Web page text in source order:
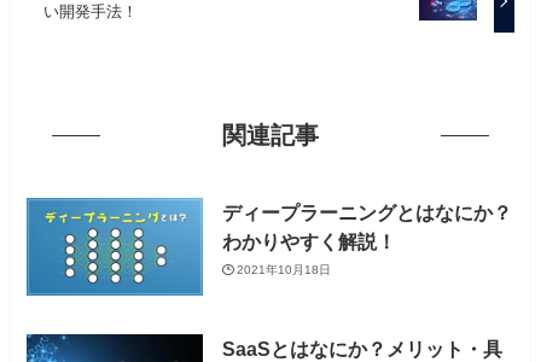
い開発手法！
関連記事
ディープラーニングとはなにか？
わかりやすく解説！
2021年10月18日
SaaSとはなにか？メリット・具